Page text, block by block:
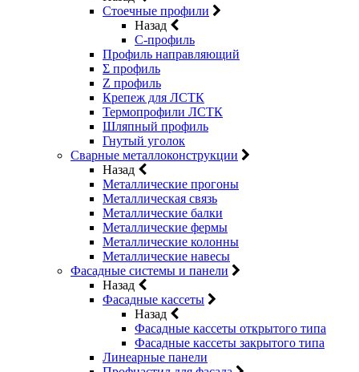
Стоечные профили
Назад
C-профиль
Профиль направляющий
Σ профиль
Z профиль
Крепеж для ЛСТК
Термопрофили ЛСТК
Шляпный профиль
Гнутый уголок
Сварные металлоконструкции
Назад
Металлические прогоны
Металлическая связь
Металлические балки
Металлические фермы
Металлические колонны
Металлические навесы
Фасадные системы и панели
Назад
Фасадные кассеты
Назад
Фасадные кассеты открытого типа
Фасадные кассеты закрытого типа
Линеарные панели